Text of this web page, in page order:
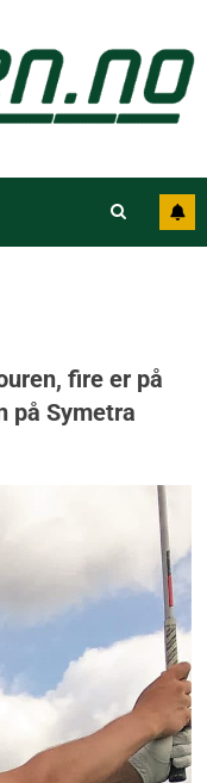
fire er på
på Symetra